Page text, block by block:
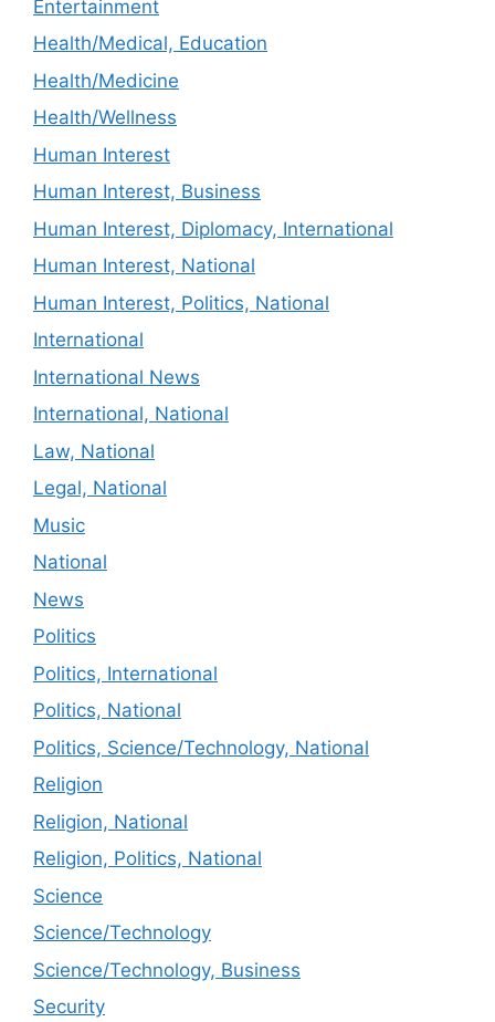
Entertainment
Health/Medical, Education
Health/Medicine
Health/Wellness
Human Interest
Human Interest, Business
Human Interest, Diplomacy, International
Human Interest, National
Human Interest, Politics, National
International
International News
International, National
Law, National
Legal, National
Music
National
News
Politics
Politics, International
Politics, National
Politics, Science/Technology, National
Religion
Religion, National
Religion, Politics, National
Science
Science/Technology
Science/Technology, Business
Security